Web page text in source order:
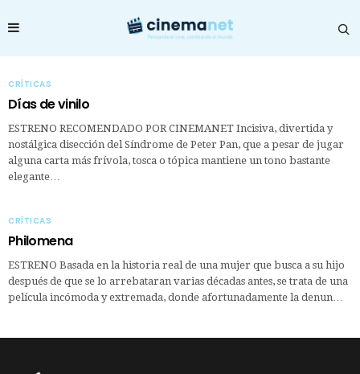
CRÍTICAS
Días de vinilo
ESTRENO RECOMENDADO POR CINEMANET Incisiva, divertida y
nostálgica disección del Síndrome de Peter Pan, que a pesar de jugar
alguna carta más frívola, tosca o tópica mantiene un tono bastante
elegante…
CRÍTICAS
Philomena
ESTRENO Basada en la historia real de una mujer que busca a su hijo
después de que se lo arrebataran varias décadas antes, se trata de una
película incómoda y extremada, donde afortunadamente la denun…